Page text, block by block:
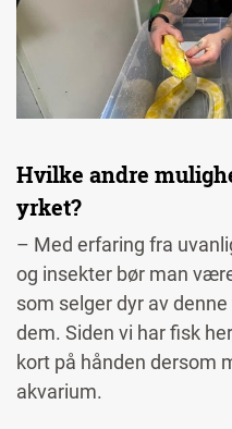
Hvilke andre
yrket?
– Med erfaring fra
og insekter bør man
som selger dyr av
dem. Siden vi har fisk
kort på hånden dersom
akvarium.